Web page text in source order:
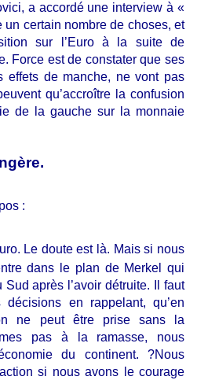
a accordé une interview à «
un certain nombre de choses, et
sur l’Euro à la suite de
Force est de constater que ses
effets de manche, ne vont pas
qu’accroître la confusion
de la gauche sur la monnaie
:
Le doute est là. Mais si nous
dans le plan de Merkel qui
Sud après l’avoir détruite. Il faut
en rappelant, qu’en
ne peut être prise sans la
pas à la ramasse, nous
du continent. ?Nous
si nous avons le courage